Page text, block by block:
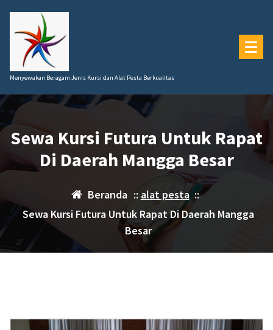
konten
Menyewakan Beragam Jenis Kursi dan Alat Pesta Berkualitas
Sewa Kursi Futura Untuk Rapat
Di Daerah Mangga Besar
Beranda :: alat pesta::
Sewa Kursi Futura Untuk Rapat Di Daerah Mangga
Besar